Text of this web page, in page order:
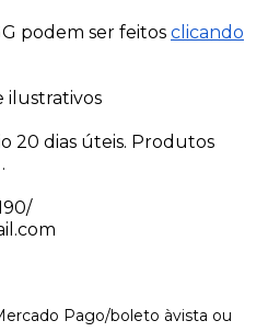
podem ser feitos clicando
ilustrativos
20 dias úteis. Produtos
Pago/boleto àvista ou